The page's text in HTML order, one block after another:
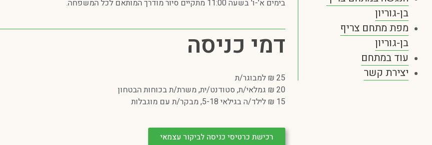
בן-גוריון
מפת מתחם צריף
בן-גוריון
עוד במתחם
יצירת קשר
בימים א'-ו' בשעה 11:00 מתקיים סיור מודרך המותאם לכל המשפחה.
דמי כניסה
25 ₪ למבוגר/ת
20 ₪ גמלאי/ת, סטודנט/ית, משרת/ת בכוחות הבטחון
15 ₪ לילד/ה בגילאי 5-18, מבקר/ת עם מוגבלות
רכישת כרטיסי כניסה לביקור עצמאי